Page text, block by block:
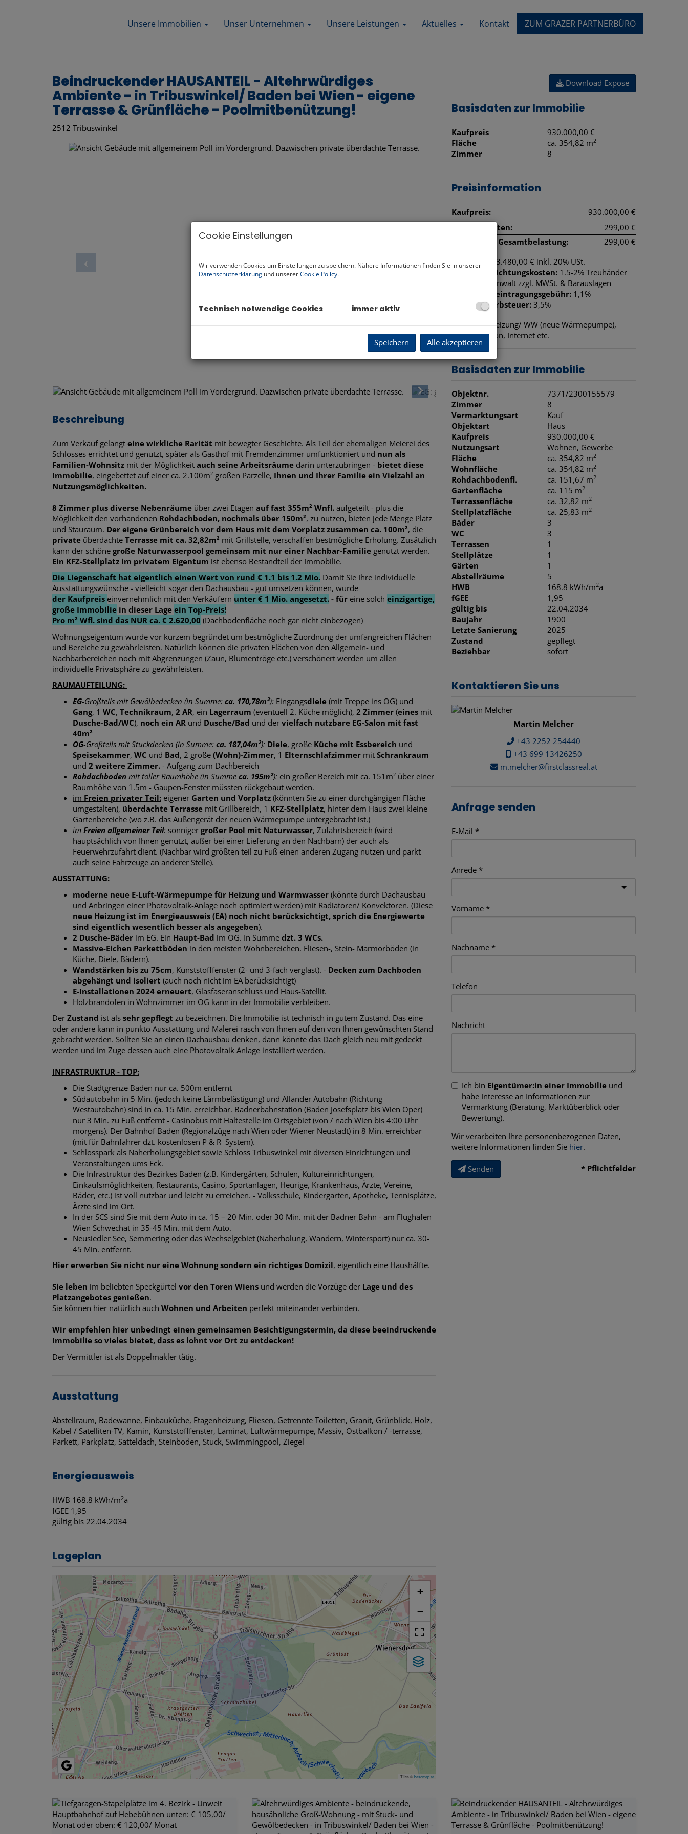
Unsere Immobilien Unser Unternehmen Unsere Leistungen Aktuelles Kontakt ZUM GRAZER PARTNERBÜRO
Beindruckender HAUSANTEIL - Altehrwürdiges
Ambiente - in Tribuswinkel/ Baden bei Wien - eigene
Terrasse & Grünfläche - Poolmitbenützung!
2512 Tribuswinkel
EG: großer Wohnraum mit Gewölbe (von KI schon vorab ausgeräumt)
Beschreibung
Zum Verkauf gelangt eine wirkliche Rarität mit bewegter Geschichte. Als Teil der ehemaligen Meierei des
Schlosses errichtet und genutzt, später als Gasthof mit Fremdenzimmer umfunktioniert und nun als
Familien-Wohnsitz mit der Möglichkeit auch seine Arbeitsräume darin unterzubringen - bietet diese
Immobilie, eingebettet auf einer ca. 2.100m² großen Parzelle, Ihnen und Ihrer Familie ein Vielzahl an
Nutzungsmöglichkeiten.
8 Zimmer plus diverse Nebenräume über zwei Etagen auf fast 355m² Wnfl. aufgeteilt - plus die
Möglichkeit den vorhandenen Rohdachboden, nochmals über 150m², zu nutzen, bieten jede Menge Platz
und Stauraum. Der eigene Grünbereich vor dem Haus mit dem Vorplatz zusammen ca. 100m², die
private überdachte Terrasse mit ca. 32,82m² mit Grillstelle, verschaffen bestmögliche Erholung. Zusätzlich
kann der schöne große Naturwasserpool gemeinsam mit nur einer Nachbar-Familie genutzt werden.
Ein KFZ-Stellplatz im privatem Eigentum ist ebenso Bestandteil der Immobilie.
Die Liegenschaft hat eigentlich einen Wert von rund € 1.1 bis 1.2 Mio. Damit Sie Ihre individuelle
Ausstattungswünsche - vielleicht sogar den Dachausbau - gut umsetzen können, wurde
der Kaufpreis einvernehmlich mit den Verkäufern unter € 1 Mio. angesetzt. - für eine solch einzigartige,
große Immobilie in dieser Lage ein Top-Preis!
Pro m² Wfl. sind das NUR ca. € 2.620,00 (Dachbodenfläche noch gar nicht einbezogen)
Wohnungseigentum wurde vor kurzem begründet um bestmögliche Zuordnung der umfangreichen Flächen
und Bereiche zu gewährleisten. Natürlich können die privaten Flächen von den Allgemein- und
Nachbarbereichen noch mit Abgrenzungen (Zaun, Blumentröge etc.) verschönert werden um allen
individuelle Privatsphäre zu gewährleisten.
RAUMAUFTEILUNG:
EG-Großteils mit Gewölbedecken (in Summe: ca. 170,78m²): Eingangsdiele (mit Treppe ins OG) und
Gang, 1 WC, Technikraum, 2 AR, ein Lagerraum (eventuell 2. Küche möglich), 2 Zimmer (eines mit
Dusche-Bad/WC), noch ein AR und Dusche/Bad und der vielfach nutzbare EG-Salon mit fast
40m²
OG-Großteils mit Stuckdecken (in Summe: ca. 187,04m²): Diele, große Küche mit Essbereich und
Speisekammer, WC und Bad, 2 große (Wohn)-Zimmer, 1 Elternschlafzimmer mit Schrankraum
und 2 weitere Zimmer. - Aufgang zum Dachbereich
Rohdachboden mit toller Raumhöhe (in Summe ca. 195m²): ein großer Bereich mit ca. 151m² über einer
Raumhöhe von 1.5m - Gaupen-Fenster müssten rückgebaut werden.
im Freien privater Teil: eigener Garten und Vorplatz (könnten Sie zu einer durchgängigen Fläche
umgestalten), überdachte Terrasse mit Grillbereich, 1 KFZ-Stellplatz, hinter dem Haus zwei kleine
Gartenbereiche (wo z.B. das Außengerät der neuen Wärmepumpe untergebracht ist.)
im Freien allgemeiner Teil: sonniger großer Pool mit Naturwasser, Zufahrtsbereich (wird
hauptsächlich von Ihnen genutzt, außer bei einer Lieferung an den Nachbarn) der auch als
Feuerwehrzufahrt dient. (Nachbar wird größten teil zu Fuß einen anderen Zugang nutzen und parkt
auch seine Fahrzeuge an anderer Stelle).
AUSSTATTUNG:
moderne neue E-Luft-Wärmepumpe für Heizung und Warmwasser (könnte durch Dachausbau
und Anbringen einer Photovoltaik-Anlage noch optimiert werden) mit Radiatoren/ Konvektoren. (Diese
neue Heizung ist im Energieausweis (EA) noch nicht berücksichtigt, sprich die Energiewerte
sind eigentlich wesentlich besser als angegeben).
2 Dusche-Bäder im EG. Ein Haupt-Bad im OG. In Summe dzt. 3 WCs.
Massive-Eichen Parkettböden in den meisten Wohnbereichen. Fliesen-, Stein- Marmorböden (in
Küche, Diele, Bädern).
Wandstärken bis zu 75cm, Kunststofffenster (2- und 3-fach verglast). - Decken zum Dachboden
abgehängt und isoliert (auch noch nicht im EA berücksichtigt)
E-Installationen 2024 erneuert, Glasfaseranschluss und Haus-Satellit.
Holzbrandofen in Wohnzimmer im OG kann in der Immobilie verbleiben.
Der Zustand ist als sehr gepflegt zu bezeichnen. Die Immobilie ist technisch in gutem Zustand. Das eine
oder andere kann in punkto Ausstattung und Malerei rasch von Ihnen auf den von Ihnen gewünschten Stand
gebracht werden. Sollten Sie an einen Dachausbau denken, dann könnte das Dach gleich neu mit gedeckt
werden und im Zuge dessen auch eine Photovoltaik Anlage installiert werden.
INFRASTRUKTUR - TOP:
Die Stadtgrenze Baden nur ca. 500m entfernt
Südautobahn in 5 Min. (jedoch keine Lärmbelästigung) und Allander Autobahn (Richtung
Westautobahn) sind in ca. 15 Min. erreichbar. Badnerbahnstation (Baden Josefsplatz bis Wien Oper)
nur 3 Min. zu Fuß entfernt - Casinobus mit Haltestelle im Ortsgebiet (von / nach Wien bis 4:00 Uhr
morgens). Der Bahnhof Baden (Regionalzüge nach Wien oder Wiener Neustadt) in 8 Min. erreichbar
(mit für Bahnfahrer dzt. kostenlosen P & R System).
Schlosspark als Naherholungsgebiet sowie Schloss Tribuswinkel mit diversen Einrichtungen und
Veranstaltungen ums Eck.
Die Infrastruktur des Bezirkes Baden (z.B. Kindergärten, Schulen, Kultureinrichtungen,
Einkaufsmöglichkeiten, Restaurants, Casino, Sportanlagen, Heurige, Krankenhaus, Ärzte, Vereine,
Bäder, etc.) ist voll nutzbar und leicht zu erreichen. - Volksschule, Kindergarten, Apotheke, Tennisplätze,
Ärzte sind im Ort.
In der SCS sind Sie mit dem Auto in ca. 15 – 20 Min. oder 30 Min. mit der Badner Bahn - am Flughafen
Wien Schwechat in 35-45 Min. mit dem Auto.
Neusiedler See, Semmering oder das Wechselgebiet (Naherholung, Wandern, Wintersport) nur ca. 30-
45 Min. entfernt.
Hier erwerben Sie nicht nur eine Wohnung sondern ein richtiges Domizil, eigentlich eine Haushälfte.
Sie leben im beliebten Speckgürtel vor den Toren Wiens und werden die Vorzüge der Lage und des
Platzangebotes genießen.
Sie können hier natürlich auch Wohnen und Arbeiten perfekt miteinander verbinden.
Wir empfehlen hier unbedingt einen gemeinsamen Besichtigungstermin, da diese beeindruckende
Immobilie so vieles bietet, dass es lohnt vor Ort zu entdecken!
Der Vermittler ist als Doppelmakler tätig.
Ausstattung
Abstellraum Badewanne Einbauküche Etagenheizung Fliesen Getrennte Toiletten Granit Grünblick Holz
Kabel / Satelliten-TV Kamin Kunststofffenster Laminat Luftwärmepumpe Massiv Ostbalkon / -terrasse
Parkett Parkplatz Satteldach Steinboden Stuck Swimmingpool Ziegel
Energieausweis
HWB 168.8 kWh/m2a
fGEE 1,95
gültig bis 22.04.2034
Lageplan
+
−
Tiles ©basemap.at
Download Expose
Basisdaten zur Immobilie
Kaufpreis
930.000,00 €
Fläche
ca. 354,82 m2
Zimmer 8
Preisinformation
Kaufpreis:
930.000,00 €
Betriebskosten:
299,00 €
monatliche Gesamtbelastung:
299,00 €
Provision:
33.480,00 € inkl. 20% USt.
Vertragserrichtungskosten: 1.5-2% Treuhänder
Notar oder Anwalt zzgl. MWSt. & Barauslagen
Grundbucheintragungsgebühr: 1,1%
Grunderwerbsteuer: 3,5%
BK = ohne Heizung/ WW (neue Wärmepumpe),
Strom, Telefon, Internet etc.
Basisdaten zur Immobilie
Objektnr.
7371/2300155579
Zimmer
8
Vermarktungsart
Kauf
Objektart
Haus
Kaufpreis
930.000,00 €
Nutzungsart
Wohnen Gewerbe
Fläche
ca. 354,82 m2
Wohnfläche ca. 354,82 m2
Rohdachbodenfl. ca. 151,67 m2
Gartenfläche ca. 115 m2
Terrassenfläche ca. 32,82 m2
Stellplatzfläche ca. 25,83 m2
Bäder
3
WC
3
Terrassen
1
Stellplätze
1
Gärten
1
Abstellräume
5
HWB
168.8 kWh/m2a
fGEE
1,95
gültig bis
22.04.2034
Baujahr
1900
Letzte Sanierung
2025
Zustand
gepflegt
Beziehbar
sofort
Kontaktieren Sie uns
Martin Melcher
+43 2252 254440
+43 699 13426250
m.melcher@firstclassreal.at
Anfrage senden
E-Mail
Anrede
Vorname
Nachname
Telefon
Nachricht
Ich bin Eigentümer:in einer Immobilie und
habe Interesse an Informationen zur
Vermarktung (Beratung, Marktüberblick oder
Bewertung).
Wir verarbeiten Ihre personenbezogenen Daten,
weitere Informationen finden Sie hier.
Senden * Pflichtfelder
Cookie Einstellungen
Wir verwenden Cookies um Einstellungen zu speichern. Nähere Informationen finden Sie in unserer
Datenschutzerklärung und unsererCookie Policy.
Technisch notwendige Cookies immer aktiv
Speichern Alle akzeptieren